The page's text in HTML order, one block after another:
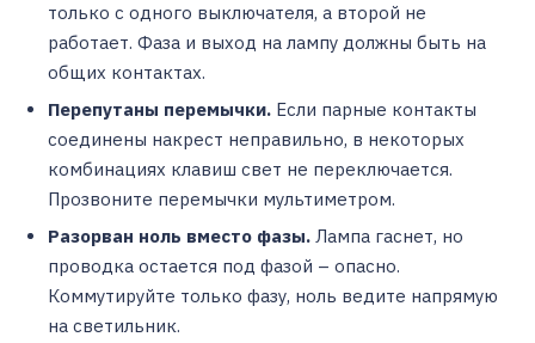
только с одного выключателя, а второй не
работает. Фаза и выход на лампу должны быть на
общих контактах.
Перепутаны перемычки. Если парные контакты
соединены накрест неправильно, в некоторых
комбинациях клавиш свет не переключается.
Прозвоните перемычки мультиметром.
Разорван ноль вместо фазы. Лампа гаснет, но
проводка остается под фазой – опасно.
Коммутируйте только фазу, ноль ведите напрямую
на светильник.